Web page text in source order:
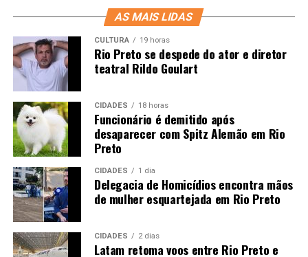
AS MAIS LIDAS
CULTURA 19 horas
Rio Preto se despede do ator e diretor
teatral Rildo Goulart
CIDADES 18 horas
Funcionário é demitido após
desaparecer com Spitz Alemão em Rio
Preto
CIDADES 1 dia
Delegacia de Homicídios encontra mãos
de mulher esquartejada em Rio Preto
CIDADES 2 dias
Latam retoma voos entre Rio Preto e